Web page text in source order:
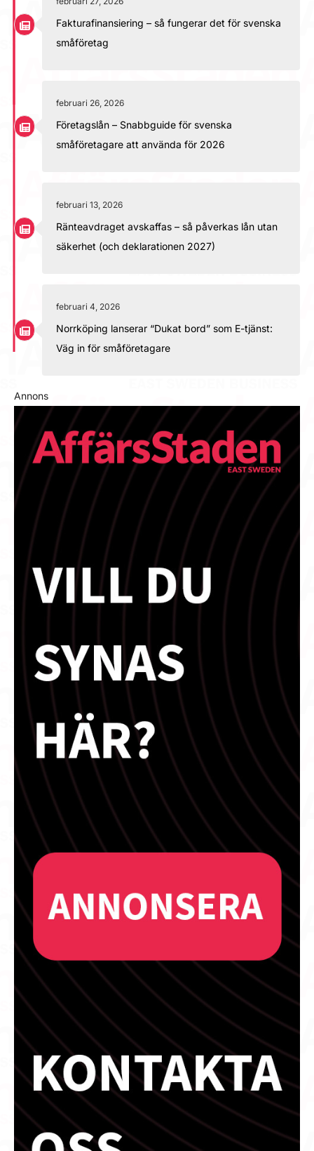
Fakturafinansiering – så fungerar det för svenska
småföretag
februari 26, 2026
Företagslån – Snabbguide för svenska
småföretagare att använda för 2026
februari 13, 2026
Ränteavdraget avskaffas – så påverkas lån utan
säkerhet (och deklarationen 2027)
februari 4, 2026
Norrköping lanserar “Dukat bord” som E-tjänst:
Väg in för småföretagare
Annons